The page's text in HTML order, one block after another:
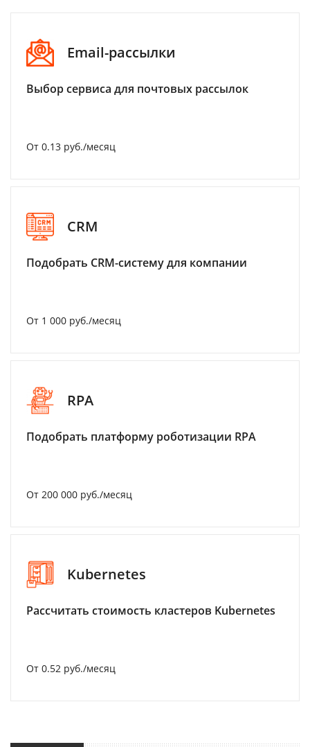
Email-рассылки
Выбор сервиса для почтовых рассылок
От 0.13 руб./месяц
CRM
Подобрать CRM-систему для компании
От 1 000 руб./месяц
RPA
Подобрать платформу роботизации RPA
От 200 000 руб./месяц
Kubernetes
Рассчитать стоимость кластеров Kubernetes
От 0.52 руб./месяц